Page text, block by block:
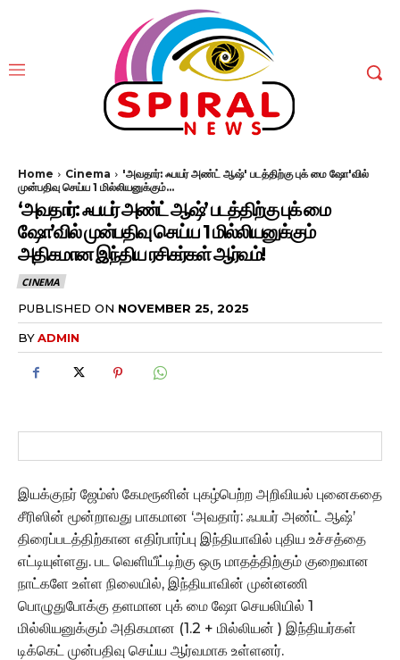
Home Cinema
'அவதார்: ஃபயர் அண்ட் ஆஷ்' படத்திற்கு புக் மை ஷோ'வில்
முன்பதிவு செய்ய 1 மில்லியனுக்கும்...
‘அவதார்: ஃபயர் அண்ட் ஆஷ்’ படத்திற்கு புக் மை
ஷோ’வில் முன்பதிவு செய்ய 1 மில்லியனுக்கும்
அதிகமான இந்திய ரசிகர்கள் ஆர்வம்!
CINEMA
PUBLISHED ON NOVEMBER 25, 2025
BYADMIN
இயக்குநர் ஜேம்ஸ் கேமரூனின் புகழ்பெற்ற அறிவியல் புனைகதை
சீரிஸின் மூன்றாவது பாகமான ‘அவதார்: ஃபயர் அண்ட் ஆஷ்’
திரைப்படத்திற்கான எதிர்பார்ப்பு இந்தியாவில் புதிய உச்சத்தை
எட்டியுள்ளது. பட வெளியீட்டிற்கு ஒரு மாதத்திற்கும் குறைவான
நாட்களே உள்ள நிலையில், இந்தியாவின் முன்னணி
பொழுதுபோக்கு தளமான புக் மை ஷோ செயலியில் 1
மில்லியனுக்கும் அதிகமான (1.2 + மில்லியன் ) இந்தியர்கள்
டிக்கெட் முன்பதிவு செய்ய ஆர்வமாக உள்ளனர்.